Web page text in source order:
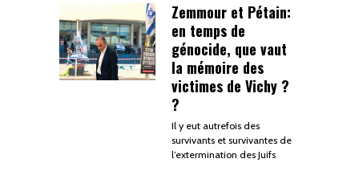
Zemmour et Pétain:
en temps de
génocide, que vaut
la mémoire des
victimes de Vichy ?
?
Il y eut autrefois des
survivants et survivantes de
l’extermination des Juifs